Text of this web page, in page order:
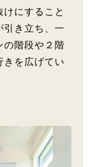
にすること
引き立ち、一
の階段や２階
きを広げてい